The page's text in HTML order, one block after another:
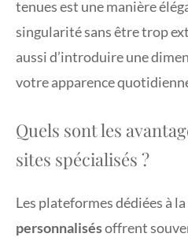
tenues est une manière
singularité sans être trop
aussi d’introduire une
votre apparence
Quels sont les
sites spécialisés ?
Les plateformes dédiées à
personnalisésoffrent